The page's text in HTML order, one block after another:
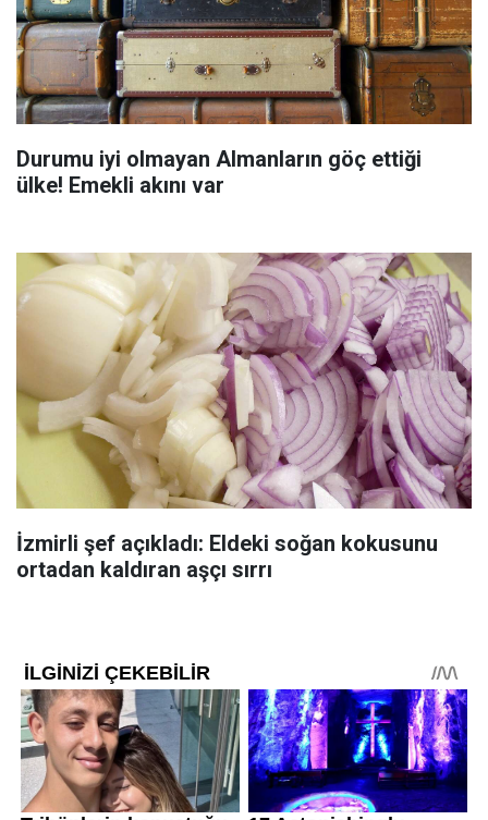
Durumu iyi olmayan Almanların göç ettiği
ülke! Emekli akını var
İzmirli şef açıkladı: Eldeki soğan kokusunu
ortadan kaldıran aşçı sırrı